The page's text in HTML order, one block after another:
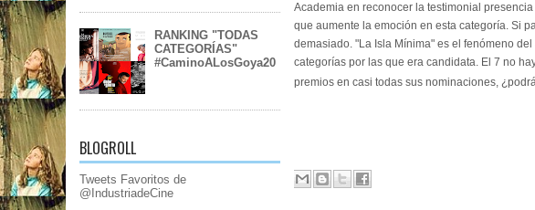
RANKING "TODAS
CATEGORÍAS"
#CaminoALosGoya20
BLOGROLL
Tweets Favoritos de
@IndustriadeCine
Academia en reconocer la testimonial
que aumente la emoción en esta categoría. Si
demasiado. "La Isla Mínima" es el fenómeno
categorías por las que era candidata. El 7 no
premios en casi todas sus nominaciones,